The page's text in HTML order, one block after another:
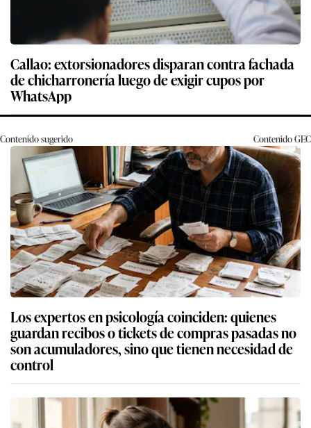
Callao: extorsionadores disparan contra fachada
de chicharronería luego de exigir cupos por
WhatsApp
Contenido sugerido ContenidoGEC
Los expertos en psicología coinciden: quienes
guardan recibos o tickets de compras pasadas no
son acumuladores, sino que tienen necesidad de
control